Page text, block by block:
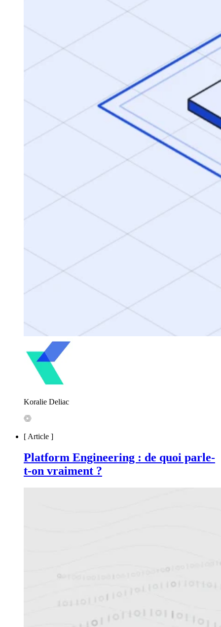
Koralie Deliac
[ Article ]
Platform Engineering : de quoi parle-
t-on vraiment ?